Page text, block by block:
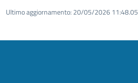
Ultimo aggiornamento: 20/05/2026 11:48.05